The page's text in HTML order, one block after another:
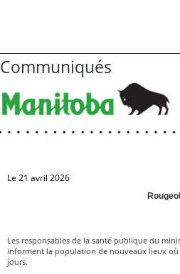
Communiqués
Le 21 avril 2026
Les responsables de la santé publique du
informent la population de nouveaux lieux où
jours.